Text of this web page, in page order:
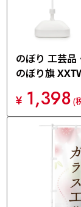
のぼり 工芸品
のぼり旗
¥ 1,398 (